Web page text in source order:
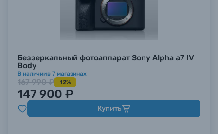
Беззеркальный фотоаппарат Sony Alpha a7 IV
Body
В наличиив 7 магазинах
167 990 ₽ 12%
147 900 ₽
Купить